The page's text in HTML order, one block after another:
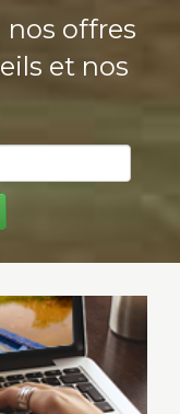
nos offres
et nos